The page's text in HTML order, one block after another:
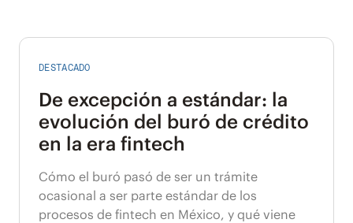
DESTACADO
De excepción a estándar: la
evolución del buró de crédito
en la era fintech
Cómo el buró pasó de ser un trámite
ocasional a ser parte estándar de los
procesos de fintech en México, y qué viene